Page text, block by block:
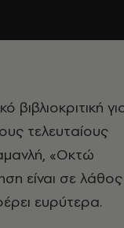
βιβλιοκριτική
τελευταίους
«Οκτώ
είναι σε λάθος
ευρύτερα.